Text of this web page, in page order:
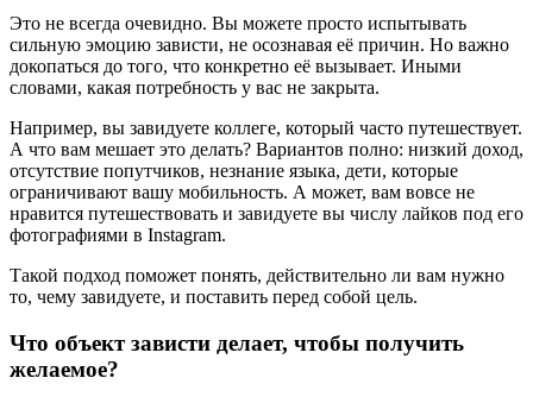
Это не всегда очевидно. Вы можете просто испытывать
сильную эмоцию зависти, не осознавая её причин. Но важно
докопаться до того, что конкретно её вызывает. Иными
словами, какая потребность у вас не закрыта.
Например, вы завидуете коллеге, который часто путешествует.
А что вам мешает это делать? Вариантов полно: низкий доход,
отсутствие попутчиков, незнание языка, дети, которые
ограничивают вашу мобильность. А может, вам вовсе не
нравится путешествовать и завидуете вы числу лайков под его
фотографиями в Instagram.
Такой подход поможет понять, действительно ли вам нужно
то, чему завидуете, и поставить перед собой цель.
Что объект зависти делает, чтобы получить
желаемое?